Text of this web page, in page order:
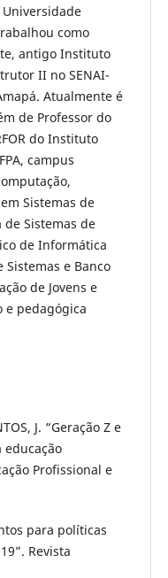
como
antigo Instituto
II no SENAI-
Atualmente é
de Professor do
do Instituto
campus
Sistemas de
Sistemas de
de Informática
e Banco
de Jovens e
e pedagógica
J. “Geração Z e
educação
Profissional e
para políticas
Revista